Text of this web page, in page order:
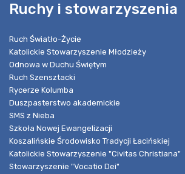
Ruchy i stowarzyszenia
Ruch Światło-Życie
Katolickie Stowarzyszenie Młodzieży
Odnowa w Duchu Świętym
Ruch Szensztacki
Rycerze Kolumba
Duszpasterstwo akademickie
SMS z Nieba
Szkoła Nowej Ewangelizacji
Koszalińskie Środowisko Tradycji Łacińskiej
Katolickie Stowarzyszenie "Civitas Christiana"
Stowarzyszenie "Vocatio Dei"